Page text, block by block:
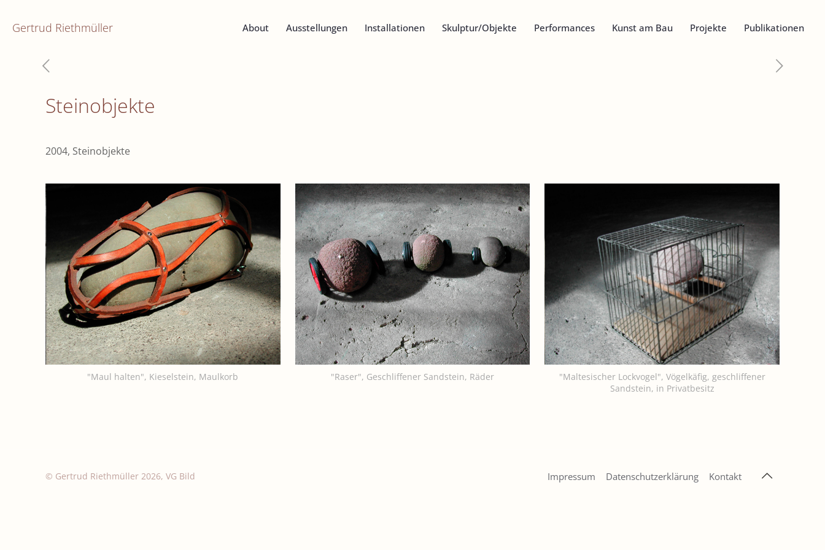
Gertrud Riethmüller About Ausstellungen Installationen Skulptur/Objekte Performances Kunst am Bau Projekte Publikationen
Steinobjekte
2004, Steinobjekte
"Maul halten", Kieselstein, Maulkorb "Raser", Geschliffener Sandstein, Räder
"Maltesischer Lockvogel", Vögelkäfig, geschliffener
Sandstein, in Privatbesitz
© Gertrud Riethmüller 2026, VG Bild Impressum Datenschutzerklärung Kontakt